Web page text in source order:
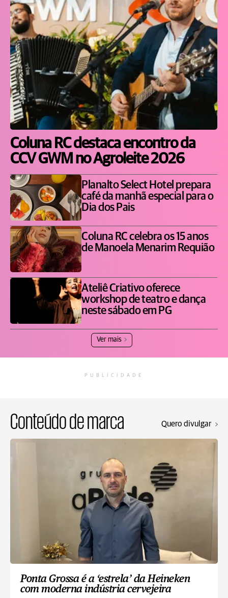
Coluna RC destaca encontro da
CCV GWM no Agroleite 2026
Planalto Select Hotel prepara
café da manhã especial para o
Dia dos Pais
Coluna RC celebra os 15 anos
de Manoela Menarim Requião
Ateliê Criativo oferece
workshop de teatro e dança
neste sábado em PG
Ver mais
PUBLICIDADE
Conteúdo de marca Quero divulgar
Ponta Grossa é a ‘estrela’ da Heineken
com moderna indústria cervejeira